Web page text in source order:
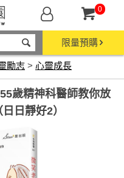
0
限量預購
勵志 > 心靈成長
歲精神科醫師教你放
日靜好2）